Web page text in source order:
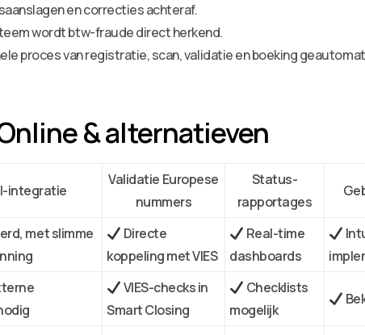
en correcties achteraf.
wordt btw-fraude direct herkend.
proces van registratie, scan, validatie en boeking
& alternatieven
integratie
Validatie Europese
nummers
Status-
rapportages
met slimme
Directe
koppeling met VIES
Real-time
dashboards
VIES-checks in
Smart Closing
Checklists
mogelijk